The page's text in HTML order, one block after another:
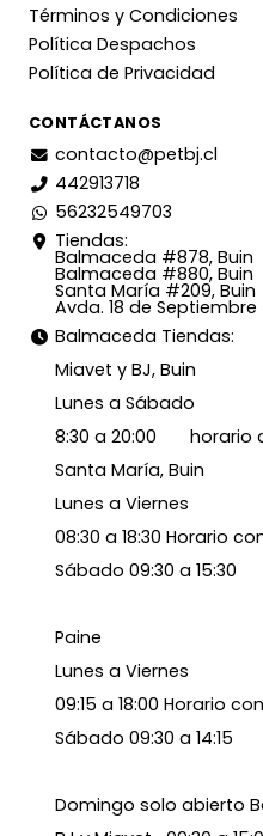
Términos y Condiciones
Política Despachos
Política de Privacidad
CONTÁCTANOS
contacto@petbj.cl
442913718
56232549703
Tiendas:
Balmaceda #878, Buin
Balmaceda #880, Buin
Santa María #209, Buin
Avda. 18 de Septiembre
Balmaceda Tiendas:
Miavet y BJ, Buin
Lunes a Sábado
8:30 a 20:00 horario
Santa María, Buin
Lunes a Viernes
08:30 a 18:30 Horario
Sábado 09:30 a 15:30
Paine
Lunes a Viernes
09:15 a 18:00 Horario
Sábado 09:30 a 14:15
Domingo solo abierto